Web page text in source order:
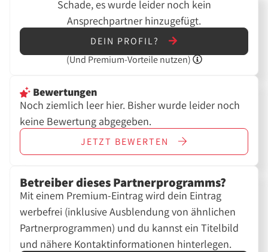
Schade, es wurde leider noch kein
Ansprechpartner hinzugefügt.
DEIN PROFIL?
(UndPremium-Vorteile nutzen)
Bewertungen
Noch ziemlich leer hier. Bisher wurde leider noch
keine Bewertung abgegeben.
JETZT BEWERTEN
Betreiber dieses Partnerprogramms?
Mit einem Premium-Eintrag wird dein Eintrag
werbefrei (inklusive Ausblendung von ähnlichen
Partnerprogrammen) und du kannst ein Titelbild
und nähere Kontaktinformationen hinterlegen.